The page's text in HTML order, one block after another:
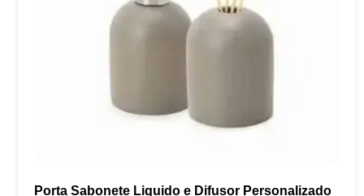
Porta Sabonete Liquido e Difusor Personalizado